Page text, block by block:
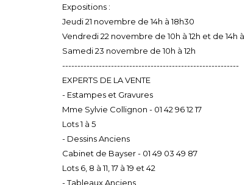
Expositions :
Jeudi 21 novembre de 14h à 18h30
Vendredi 22 novembre de 10h à 12h et de 14h
Samedi 23 novembre de 10h à 12h
----------------------------------------------------------
EXPERTS DE LA VENTE
- Estampes et Gravures
Mme Sylvie Collignon - 01 42 96 12 17
Lots 1 à 5
- Dessins Anciens
Cabinet de Bayser - 01 49 03 49 87
Lots 6, 8 à 11, 17 à 19 et 42
- Tableaux Anciens